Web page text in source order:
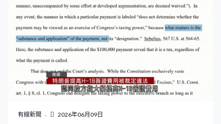
麗媛、金正恩和夫人李雪主一起到訪中朝友誼塔。習近平
和金正恩認為，要維護志願軍烈士紀念設施，展開富有特
色的革命傳統教育及青少年思想道德教育，讓中朝傳統友
誼世代傳承。
有線新聞 2026年06月09日